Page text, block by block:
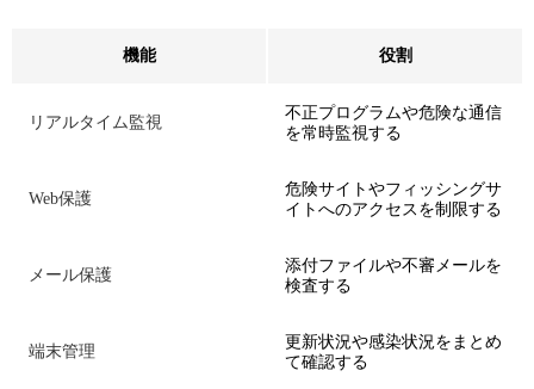
機能 役割
リアルタイム監視
不正プログラムや危険な通信
を常時監視する
Web保護
危険サイトやフィッシングサ
イトへのアクセスを制限する
メール保護
添付ファイルや不審メールを
検査する
端末管理
更新状況や感染状況をまとめ
て確認する